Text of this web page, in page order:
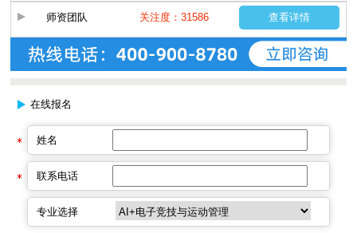
师资团队 关注度：31586 查看详情
在线报名
姓名
联系电话
专业选择